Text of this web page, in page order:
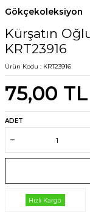
Gökçekoleksiyon
Kürşatın
KRT23916
Ürün Kodu : KRT23916
75,00 TL
ADET